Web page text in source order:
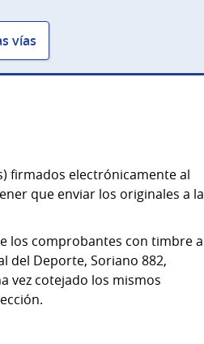
vías
firmados electrónicamente al
que enviar los originales a la
los comprobantes con timbre a
del Deporte, Soriano 882,
vez cotejado los mismos